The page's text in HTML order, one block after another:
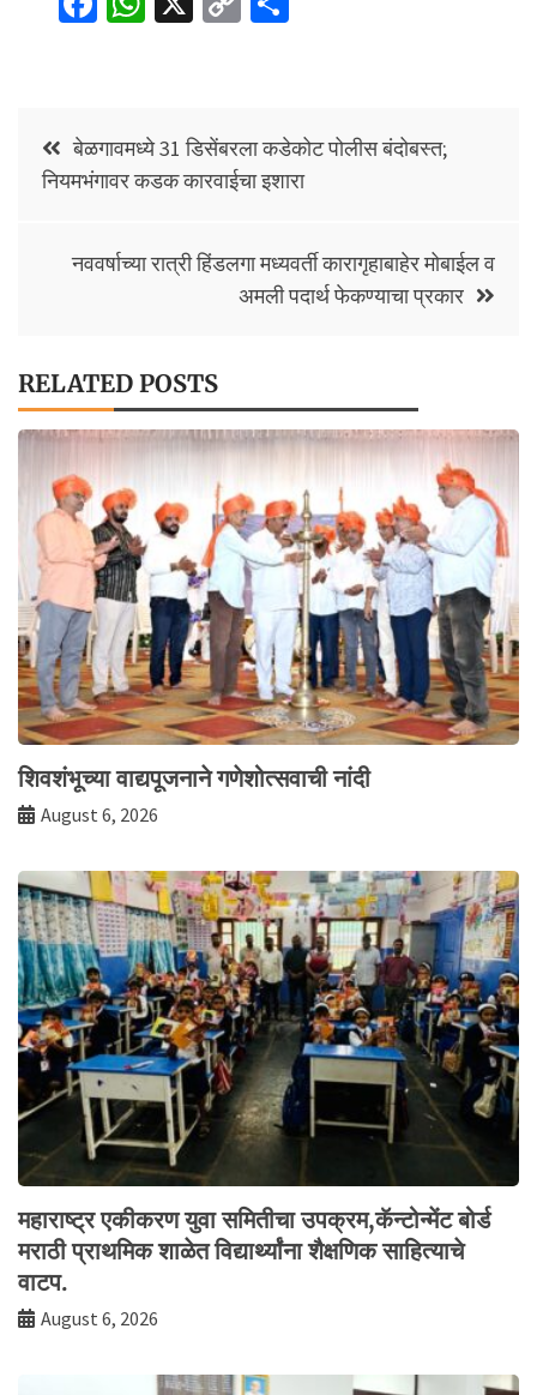
o
k
p
p
Li
n
Post
navigation
बेळगावमध्ये 31 डिसेंबरला कडेकोट पोलीस बंदोबस्त;
नियमभंगावर कडक कारवाईचा इशारा
नववर्षाच्या रात्री हिंडलगा मध्यवर्ती कारागृहाबाहेर मोबाईल व
अमली पदार्थ फेकण्याचा प्रकार
RELATED POSTS
शिवशंभूच्या वाद्यपूजनाने गणेशोत्सवाची नांदी
August 6, 2026
महाराष्ट्र एकीकरण युवा समितीचा उपक्रम,कॅन्टोन्मेंट बोर्ड
मराठी प्राथमिक शाळेत विद्यार्थ्यांना शैक्षणिक साहित्याचे
वाटप.
August 6, 2026